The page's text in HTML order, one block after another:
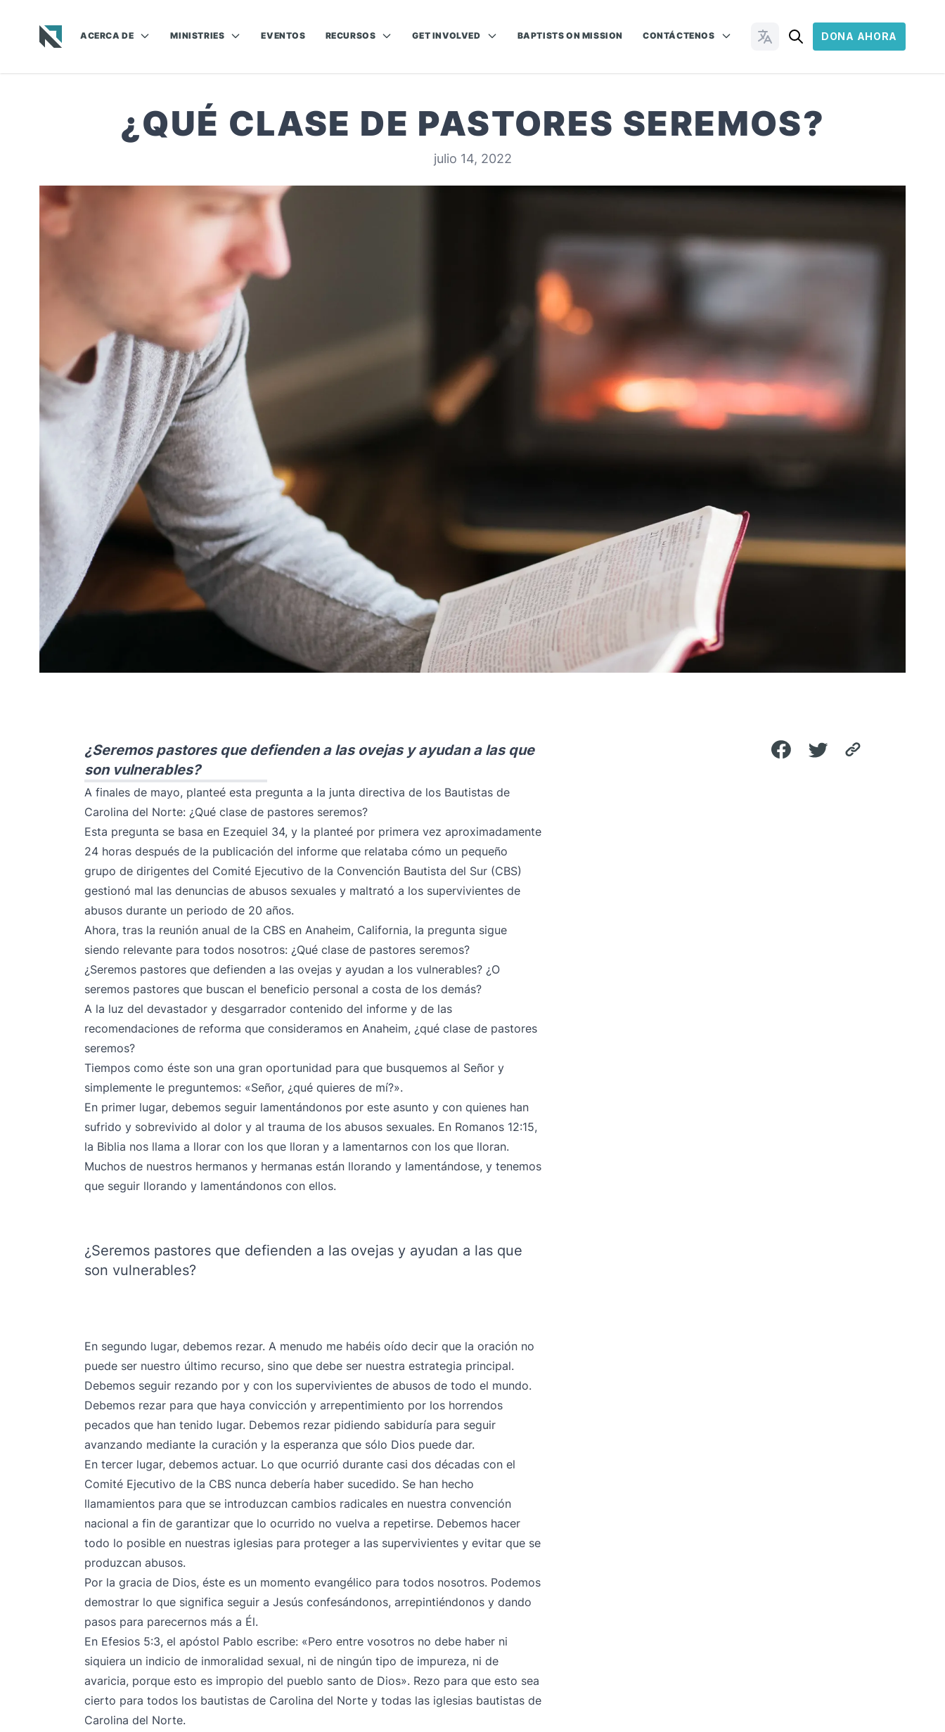
ACERCA DE MINISTRIES EVENTOS RECURSOS GET INVOLVED BAPTISTS ON MISSION CONTÁCTENOS Cambiar idiomaDONA AHORA
¿QUÉ CLASE DE PASTORES SEREMOS?
julio 14, 2022
¿Seremos pastores que defienden a las ovejas y ayudan a las que
son vulnerables?
A finales de mayo, planteé esta pregunta a la junta directiva de los Bautistas de
Carolina del Norte: ¿Qué clase de pastores seremos?
Esta pregunta se basa en Ezequiel 34, y la planteé por primera vez aproximadamente
24 horas después de la publicación del informe que relataba cómo un pequeño
grupo de dirigentes del Comité Ejecutivo de la Convención Bautista del Sur (CBS)
gestionó mal las denuncias de abusos sexuales y maltrató a los supervivientes de
abusos durante un periodo de 20 años.
Ahora, tras la reunión anual de la CBS en Anaheim, California, la pregunta sigue
siendo relevante para todos nosotros: ¿Qué clase de pastores seremos?
¿Seremos pastores que defienden a las ovejas y ayudan a los vulnerables? ¿O
seremos pastores que buscan el beneficio personal a costa de los demás?
A la luz del devastador y desgarrador contenido del informe y de las
recomendaciones de reforma que consideramos en Anaheim, ¿qué clase de pastores
seremos?
Tiempos como éste son una gran oportunidad para que busquemos al Señor y
simplemente le preguntemos: «Señor, ¿qué quieres de mí?».
En primer lugar, debemos seguir lamentándonos por este asunto y con quienes han
sufrido y sobrevivido al dolor y al trauma de los abusos sexuales. En Romanos 12:15,
la Biblia nos llama a llorar con los que lloran y a lamentarnos con los que lloran.
Muchos de nuestros hermanos y hermanas están llorando y lamentándose, y tenemos
que seguir llorando y lamentándonos con ellos.
¿Seremos pastores que defienden a las ovejas y ayudan a las que
son vulnerables?
En segundo lugar, debemos rezar. A menudo me habéis oído decir que la oración no
puede ser nuestro último recurso, sino que debe ser nuestra estrategia principal.
Debemos seguir rezando por y con los supervivientes de abusos de todo el mundo.
Debemos rezar para que haya convicción y arrepentimiento por los horrendos
pecados que han tenido lugar. Debemos rezar pidiendo sabiduría para seguir
avanzando mediante la curación y la esperanza que sólo Dios puede dar.
En tercer lugar, debemos actuar. Lo que ocurrió durante casi dos décadas con el
Comité Ejecutivo de la CBS nunca debería haber sucedido. Se han hecho
llamamientos para que se introduzcan cambios radicales en nuestra convención
nacional a fin de garantizar que lo ocurrido no vuelva a repetirse. Debemos hacer
todo lo posible en nuestras iglesias para proteger a las supervivientes y evitar que se
produzcan abusos.
Por la gracia de Dios, éste es un momento evangélico para todos nosotros. Podemos
demostrar lo que significa seguir a Jesús confesándonos, arrepintiéndonos y dando
pasos para parecernos más a Él.
En Efesios 5:3, el apóstol Pablo escribe: «Pero entre vosotros no debe haber ni
siquiera un indicio de inmoralidad sexual, ni de ningún tipo de impureza, ni de
avaricia, porque esto es impropio del pueblo santo de Dios». Rezo para que esto sea
cierto para todos los bautistas de Carolina del Norte y todas las iglesias bautistas de
Carolina del Norte.